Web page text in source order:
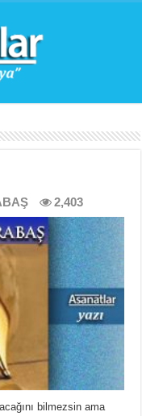
2,403
bilmezsin ama